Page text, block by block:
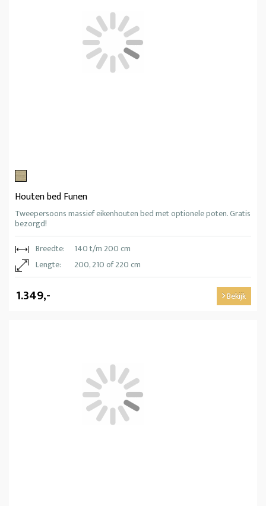
Houten bed Funen
Tweepersoons massief eikenhouten bed met optionele poten. Gratis
bezorgd!
Breedte:
140 t/m 200 cm
Lengte:
200, 210 of 220 cm
1.349,- Bekijk